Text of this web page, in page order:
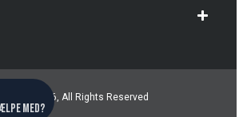
2026, All Rights Reserved